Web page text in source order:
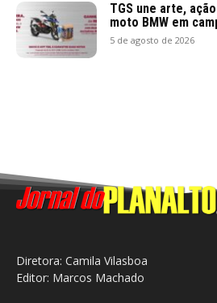
TGS une arte,
moto BMW em
5 de agosto de 2026
Diretora: Camila Vilasboa
Editor: Marcos Machado